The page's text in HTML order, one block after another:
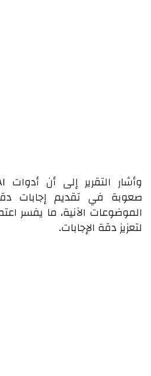
صعوبة في تقديم إجابات
الموضوعات الآنية، ما يفسر
لتعزيز دقة الإجابات.